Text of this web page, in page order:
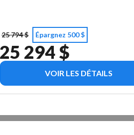
25 794 $ Épargnez 500 $
25 294 $
VOIR LES DÉTAILS